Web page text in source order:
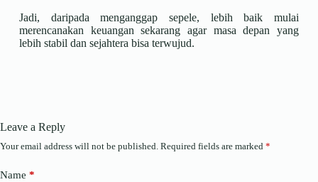
Jadi, daripada menganggap sepele, lebih baik mulai
merencanakan keuangan sekarang agar masa depan yang
lebih stabil dan sejahtera bisa terwujud.
Leave a Reply
Your email address will not be published. Required fields are marked *
Name *